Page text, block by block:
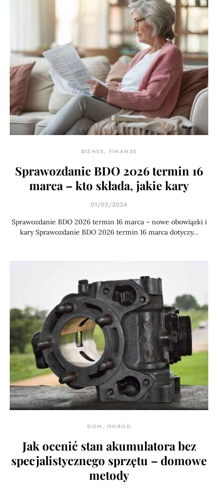
BIZNES, FINANSE
Sprawozdanie BDO 2026 termin 16
marca – kto składa, jakie kary
01/02/2026
Sprawozdanie BDO 2026 termin 16 marca – nowe obowiązki i
kary Sprawozdanie BDO 2026 termin 16 marca dotyczy…
DOM, OGRÓD
Jak ocenić stan akumulatora bez
specjalistycznego sprzętu – domowe
metody